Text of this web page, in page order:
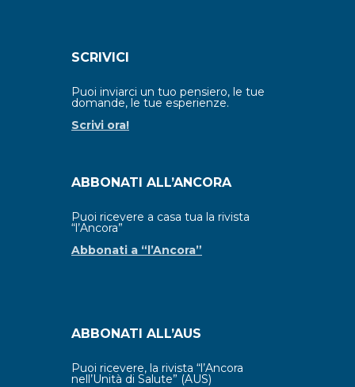
SCRIVICI
Puoi inviarci un tuo pensiero, le tue
domande, le tue esperienze.
Scrivi ora!
ABBONATI ALL’ANCORA
Puoi ricevere a casa tua la rivista
“l’Ancora”
Abbonati a “l’Ancora”
ABBONATI ALL’AUS
Puoi ricevere, la rivista “l’Ancora
nell’Unità di Salute” (AUS)